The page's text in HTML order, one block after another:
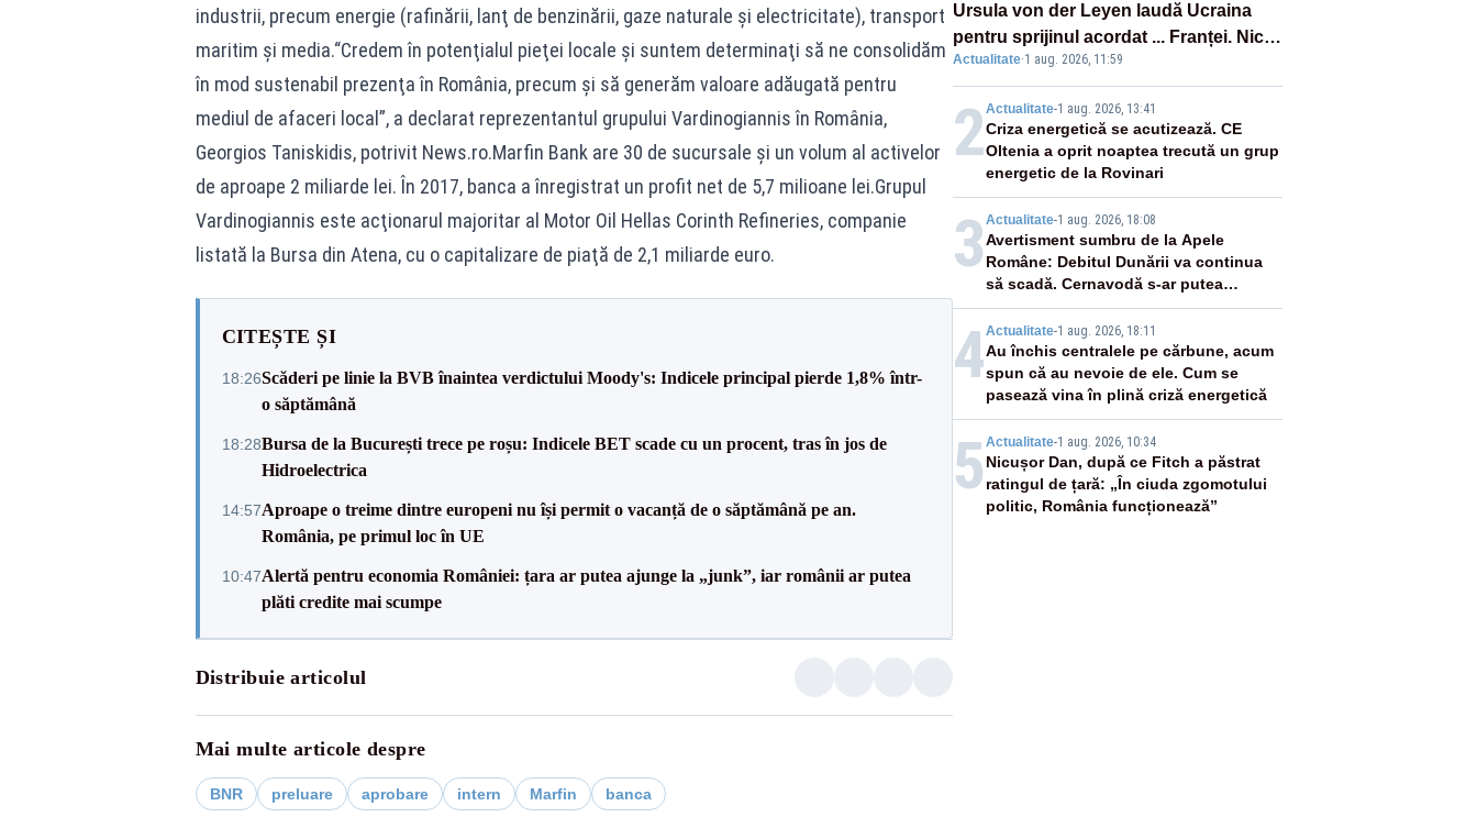
industrii, precum energie (rafinării, lanţ de benzinării, gaze naturale şi electricitate), transport
maritim şi media.“Credem în potenţialul pieţei locale şi suntem determinaţi să ne consolidăm
în mod sustenabil prezenţa în România, precum şi să generăm valoare adăugată pentru
mediul de afaceri local”, a declarat reprezentantul grupului Vardinogiannis în România,
Georgios Taniskidis, potrivit News.ro.Marfin Bank are 30 de sucursale şi un volum al activelor
de aproape 2 miliarde lei. În 2017, banca a înregistrat un profit net de 5,7 milioane lei.Grupul
Vardinogiannis este acţionarul majoritar al Motor Oil Hellas Corinth Refineries, companie
listată la Bursa din Atena, cu o capitalizare de piaţă de 2,1 miliarde euro.
CITEȘTE ȘI
18:26Scăderi pe linie la BVB înaintea verdictului Moody's: Indicele principal pierde 1,8% într-
o săptămână
18:28Bursa de la București trece pe roșu: Indicele BET scade cu un procent, tras în jos de
Hidroelectrica
14:57Aproape o treime dintre europeni nu își permit o vacanță de o săptămână pe an.
România, pe primul loc în UE
10:47Alertă pentru economia României: țara ar putea ajunge la „junk”, iar românii ar putea
plăti credite mai scumpe
Distribuie articolul
Mai multe articole despre
BNR preluare aprobare intern Marfin banca
Ursula von der Leyen laudă Ucraina
pentru sprijinul acordat ... Franței. Nicio
reacție privind ajutorul energetic
promis României
Actualitate·1 aug. 2026, 11:59
2Actualitate-1 aug. 2026, 13:41
Criza energetică se acutizează. CE
Oltenia a oprit noaptea trecută un grup
energetic de la Rovinari
3 Actualitate-1 aug. 2026, 18:08
Avertisment sumbru de la Apele
Române: Debitul Dunării va continua
să scadă. Cernavodă s-ar putea
închide în 4 zile
4Actualitate-1 aug. 2026, 18:11
Au închis centralele pe cărbune, acum
spun că au nevoie de ele. Cum se
pasează vina în plină criză energetică
5 Actualitate-1 aug. 2026, 10:34
Nicușor Dan, după ce Fitch a păstrat
ratingul de țară: „În ciuda zgomotului
politic, România funcționează”